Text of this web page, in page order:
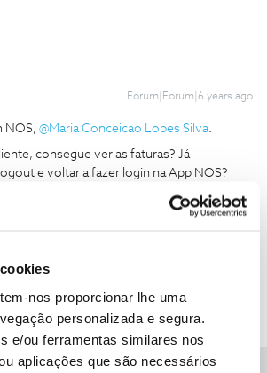
nos proporcionar lhe uma
personalizada e segura.
e/ou ferramentas similares nos
aplicações que são necessários
Forum|Forum|6 years ago
NOS, @Maria Conceicao Lopes Silva.
consegue ver as faturas? Já
e voltar a fazer login na App NOS?
Forum|Forum|1 year ago